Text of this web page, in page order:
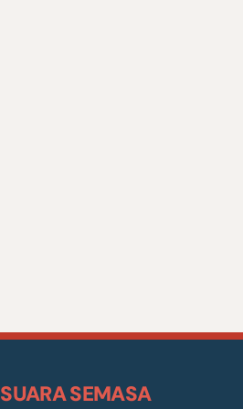
SUARA SEMASA